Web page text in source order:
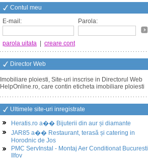
Contul meu
E-mail:
Parola:
parola uitata creare cont
Director Web
Imobiliare ploiesti, Site-uri inscrise in Directorul Web
HelpOnline.ro, care contin eticheta imobiliare ploiesti
Ultimele site-uri inregistrate
Heratis.ro a�� Bijuterii din aur și diamante
JAR85 a�� Restaurant, terasă și catering in
Horodnic de Jos
PMC ServInstal - Montaj Aer Conditionat Bucuresti
Ilfov